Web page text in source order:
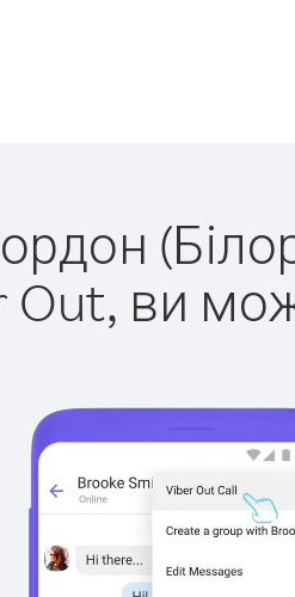
Out, ви